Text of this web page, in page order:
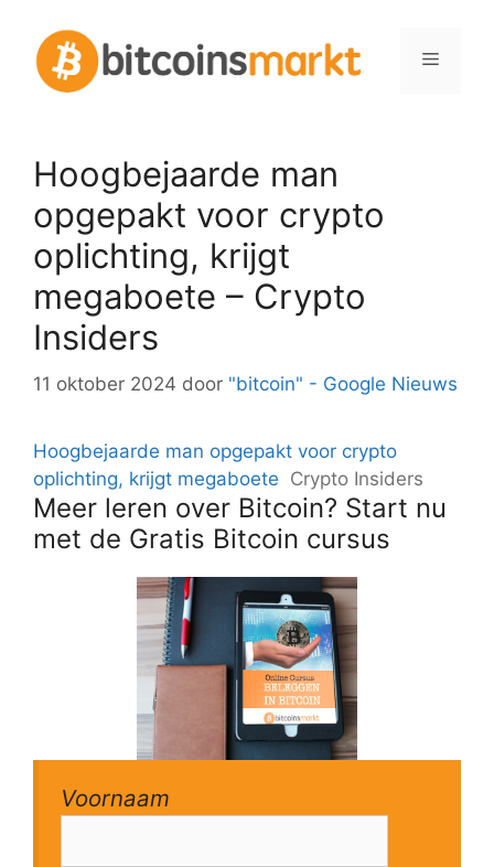
inhoud
Menu
Hoogbejaarde man
opgepakt voor crypto
oplichting, krijgt
megaboete – Crypto
Insiders
11 oktober 2024 door "bitcoin" - Google Nieuws
Hoogbejaarde man opgepakt voor crypto
oplichting, krijgt megaboete Crypto Insiders
Meer leren over Bitcoin? Start nu
met de Gratis Bitcoin cursus
Voornaam